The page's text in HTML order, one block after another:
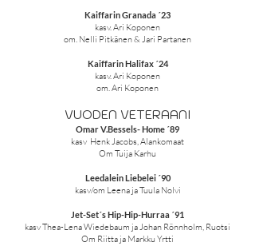
Kaiffarin Granada ´23
kasv. Ari Koponen
om. Nelli Pitkänen & Jari Partanen
Kaiffarin Halifax ´24
kasv. Ari Koponen
om. Ari Koponen
VUODEN VETERAANI
Omar V.Bessels- Home ´89
kasv Henk Jacobs, Alankomaat
Om Tuija Karhu
Leedalein Liebelei ´90
kasv/om Leena ja Tuula Nolvi
Jet-Set´s Hip-Hip-Hurraa ´91
kasv Thea-Lena Wiedebaum ja Johan Rönnholm, Ruotsi
Om Riitta ja Markku Yrtti